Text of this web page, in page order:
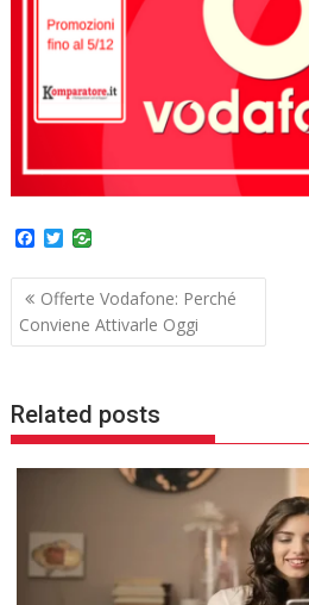
F
c
e
o
o
T
i
t
e
r
Navigazione
articoli
Offerte Vodafone: Perché
Conviene Attivarle Oggi
Related posts